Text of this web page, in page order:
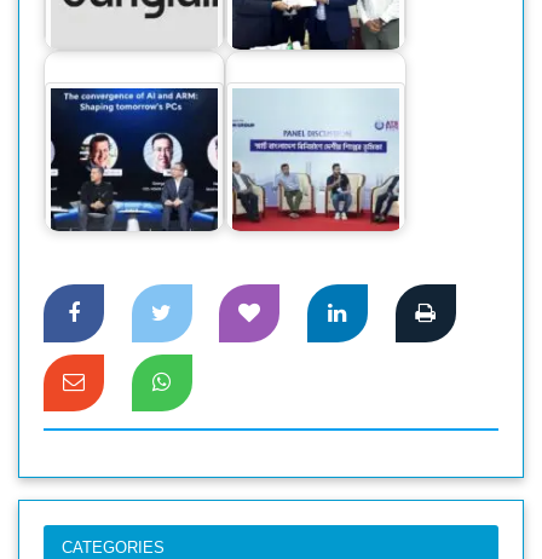
ডিজিটাল লেনদেন সেবার
ডাটা সেন্টার বাস্তবায়ন
করবে…
আইএফএ ২০২৪
প্রদর্শনীতে অনারের চমক
স্মার্ট বাংলাদেশ বিনির্মাণে
‘সেন্ট্রাল ফোরাম’ গঠনের
আহ্বান
CATEGORIES